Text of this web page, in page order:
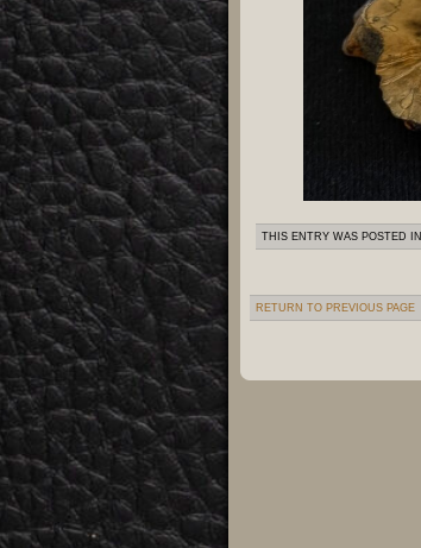
THIS ENTRY WAS POSTED IN
RETURN TO PREVIOUS PAGE